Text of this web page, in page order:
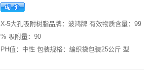
X-5大孔吸附树脂品牌：波鸿牌 有效物质含量：99
% 吸附量：90
PH值：中性 包装规格：编织袋包装25公斤 型